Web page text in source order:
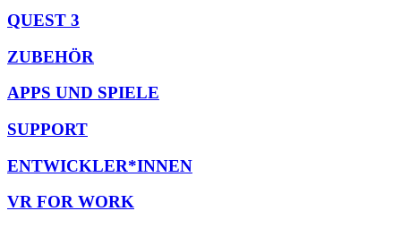
QUEST 3
ZUBEHÖR
APPS UND SPIELE
SUPPORT
ENTWICKLER*INNEN
VR FOR WORK